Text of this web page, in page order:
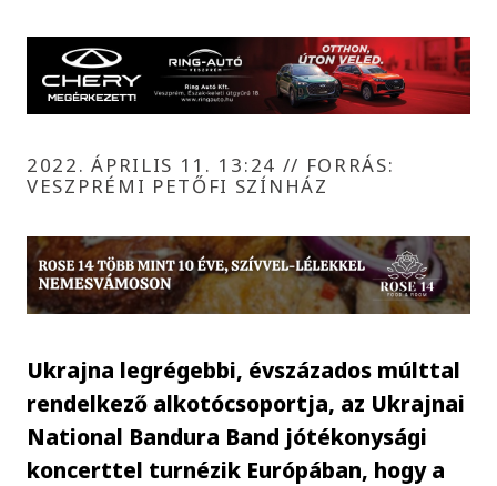
2022. ÁPRILIS 11. 13:24 // FORRÁS:
VESZPRÉMI PETŐFI SZÍNHÁZ
Ukrajna legrégebbi, évszázados múlttal
rendelkező alkotócsoportja, az Ukrajnai
National Bandura Band jótékonysági
koncerttel turnézik Európában, hogy a